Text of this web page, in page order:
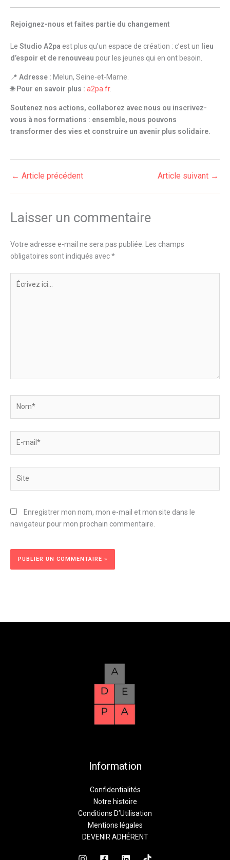
Rejoignez-nous et faites partie du changement
Le Studio A2pa est plus qu’un espace de création : c’est un lieu
d’espoir et de renouveau pour les jeunes qui en ont besoin.
📍 Adresse : Melun, Seine-et-Marne.
🌐 Pour en savoir plus : a2pa.fr.
Soutenez nos actions, collaborez avec nous ou inscrivez-
vous à nos formations : ensemble, nous pouvons
transformer des vies et construire un avenir plus solidaire.
← Article précédent Article suivant →
Laisser un commentaire
Votre adresse e-mail ne sera pas publiée. Les champs
obligatoires sont indiqués avec*
Écrivez
ici…
mail*
Enregistrer mon nom, mon e-mail et mon site dans le
navigateur pour mon prochain commentaire.
Information
Confidentialités
Notre histoire
Conditions D’Utilisation
Mentions légales
DEVENIR ADHÉRENT